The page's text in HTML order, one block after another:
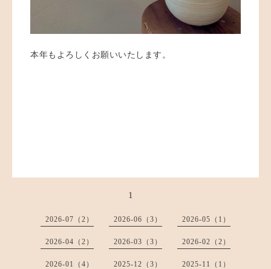
本年もよろしくお願いいたします。
1
2026-07（2） 2026-06（3） 2026-05（1）
2026-04（2） 2026-03（3） 2026-02（2）
2026-01（4） 2025-12（3） 2025-11（1）